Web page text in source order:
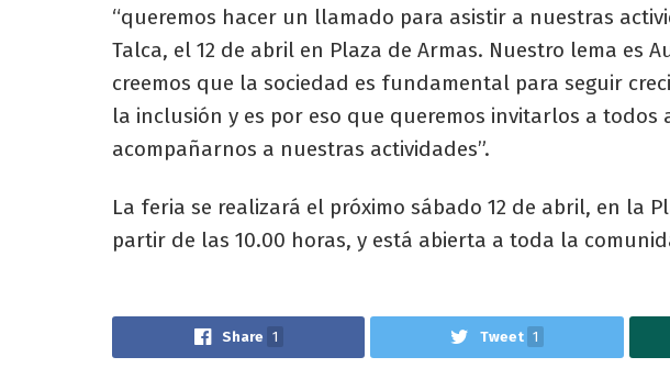
“queremos hacer un llamado para asistir a nuestras
Talca, el 12 de abril en Plaza de Armas. Nuestro lema es
creemos que la sociedad es fundamental para seguir
la inclusión y es por eso que queremos invitarlos a todos
acompañarnos a nuestras actividades”.
La feria se realizará el próximo sábado 12 de abril, en la
partir de las 10.00 horas, y está abierta a toda la
Share 1 Tweet 1